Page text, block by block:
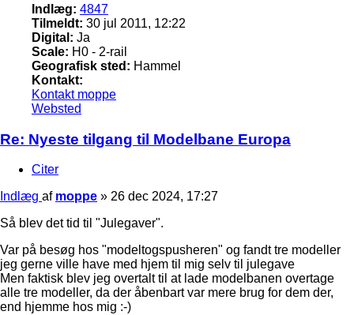
Indlæg: 4847
Tilmeldt: 30 jul 2011, 12:22
Digital: Ja
Scale: H0 - 2-rail
Geografisk sted: Hammel
Kontakt:
Kontakt moppe
Websted
Re: Nyeste tilgang til Modelbane Europa
Citer
Indlæg af moppe » 26 dec 2024, 17:27
Så blev det tid til "Julegaver".
Var på besøg hos "modeltogspusheren" og fandt tre modeller
jeg gerne ville have med hjem til mig selv til julegave
Men faktisk blev jeg overtalt til at lade modelbanen overtage
alle tre modeller, da der åbenbart var mere brug for dem der,
end hjemme hos mig :-)